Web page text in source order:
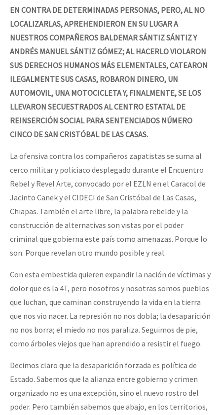
EN CONTRA DE DETERMINADAS PERSONAS, PERO, AL NO
LOCALIZARLAS, APREHENDIERON EN SU LUGAR A
NUESTROS COMPAÑEROS BALDEMAR SÁNTIZ SÁNTIZ Y
ANDRÉS MANUEL SÁNTIZ GÓMEZ; AL HACERLO VIOLARON
SUS DERECHOS HUMANOS MÁS ELEMENTALES, CATEARON
ILEGALMENTE SUS CASAS, ROBARON DINERO, UN
AUTOMOVIL, UNA MOTOCICLETA Y, FINALMENTE, SE LOS
LLEVARON SECUESTRADOS AL CENTRO ESTATAL DE
REINSERCIÓN SOCIAL PARA SENTENCIADOS NÚMERO
CINCO DE SAN CRISTÓBAL DE LAS CASAS.
La ofensiva contra los compañeros zapatistas se suma al
cerco militar y policiaco desplegado durante el Encuentro
Rebel y Revel Arte, convocado por el EZLN en el Caracol de
Jacinto Canek y el CIDECI de San Cristóbal de Las Casas,
Chiapas. También el arte libre, la palabra rebelde y la
construcción de alternativas son vistas por el poder
criminal que gobierna este país como amenazas. Porque lo
son. Porque revelan otro mundo posible y real.
Con esta embestida quieren expandir la nación de víctimas y
dolor que es la 4T, pero nosotros y nosotras somos pueblos
que luchan, que caminan construyendo la vida en la tierra
que nos vio nacer. La represión no nos dobla; la desaparición
no nos borra; el miedo no nos paraliza. Seguimos de pie,
como árboles viejos que han aprendido a resistir el fuego.
Decimos claro que la desaparición forzada es política de
Estado. Sabemos que la alianza entre gobierno y crimen
organizado no es una excepción, sino el nuevo rostro del
poder. Pero también sabemos que abajo, en los territorios,